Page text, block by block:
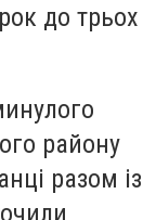
до трьох
району
разом із